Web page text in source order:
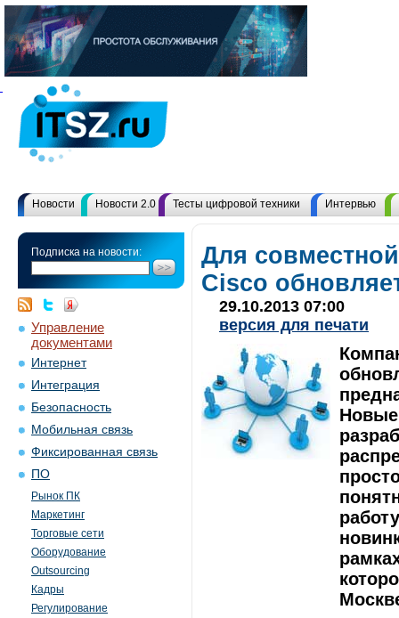
Новости Новости 2.0 Тесты цифровой техники Интервью
Подписка на новости:
Управление
документами
Интернет
Интеграция
Безопасность
Мобильная связь
Фиксированная связь
ПО
Рынок ПК
Маркетинг
Торговые сети
Оборудование
Outsourcing
Кадры
Регулирование
Для
Cisco
29.10.2013 07:00
версия для печати
Новые